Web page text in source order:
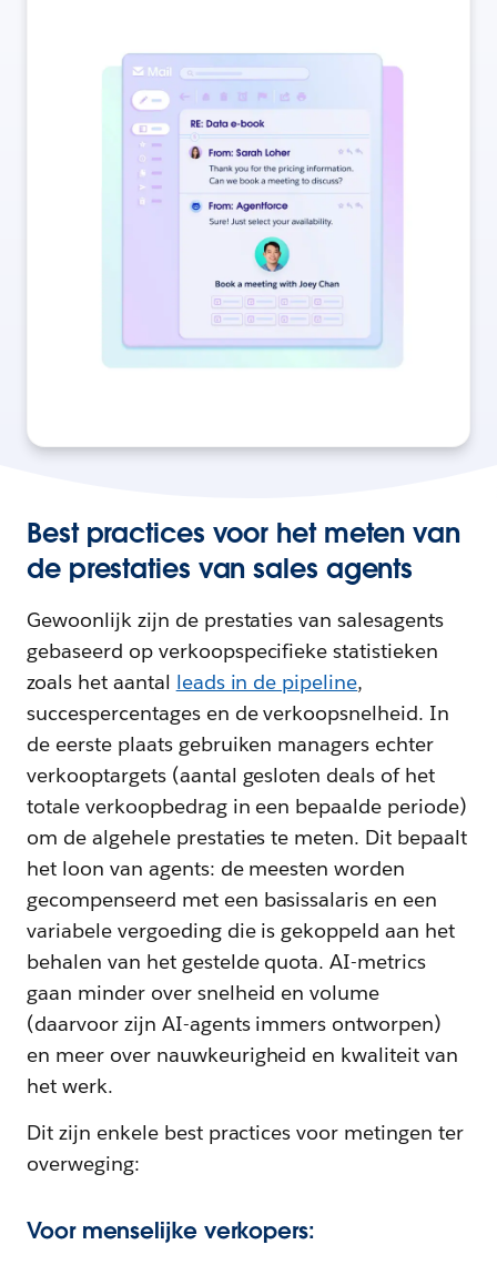
Best practices voor het meten van
de prestaties van sales agents
Gewoonlijk zijn de prestaties van salesagents
gebaseerd op verkoopspecifieke statistieken
zoals het aantal leads in de pipeline,
succespercentages en de verkoopsnelheid. In
de eerste plaats gebruiken managers echter
verkooptargets (aantal gesloten deals of het
totale verkoopbedrag in een bepaalde periode)
om de algehele prestaties te meten. Dit bepaalt
het loon van agents: de meesten worden
gecompenseerd met een basissalaris en een
variabele vergoeding die is gekoppeld aan het
behalen van het gestelde quota. AI-metrics
gaan minder over snelheid en volume
(daarvoor zijn AI-agents immers ontworpen)
en meer over nauwkeurigheid en kwaliteit van
het werk.
Dit zijn enkele best practices voor metingen ter
overweging:
Voor menselijke verkopers: